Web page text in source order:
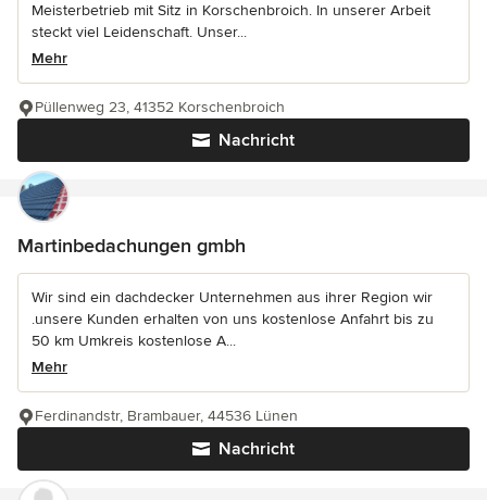
Meisterbetrieb mit Sitz in Korschenbroich. In unserer Arbeit
steckt viel Leidenschaft. Unser...
Mehr
Nachricht
Püllenweg 23, 41352 Korschenbroich
Martinbedachungen gmbh
Wir sind ein dachdecker Unternehmen aus ihrer Region wir
.unsere Kunden erhalten von uns kostenlose Anfahrt bis zu
50 km Umkreis kostenlose A...
Mehr
Nachricht
Ferdinandstr, Brambauer, 44536 Lünen